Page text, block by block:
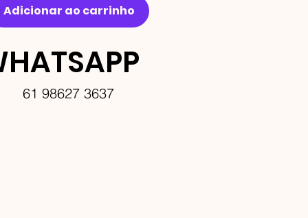
Adicionar ao carrinho
61 98627 3637